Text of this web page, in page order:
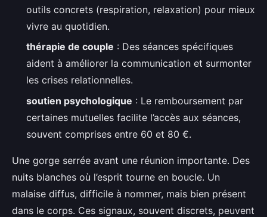
outils concrets (respiration, relaxation) pour mieux
vivre au quotidien.
thérapie de couple : Des séances spécifiques
aident à améliorer la communication et surmonter
les crises relationnelles.
soutien psychologique : Le remboursement par
certaines mutuelles facilite l’accès aux séances,
souvent comprises entre 60 et 80 €.
Une gorge serrée avant une réunion importante. Des
nuits blanches où l’esprit tourne en boucle. Un
malaise diffus, difficile à nommer, mais bien présent
dans le corps. Ces signaux, souvent discrets, peuvent